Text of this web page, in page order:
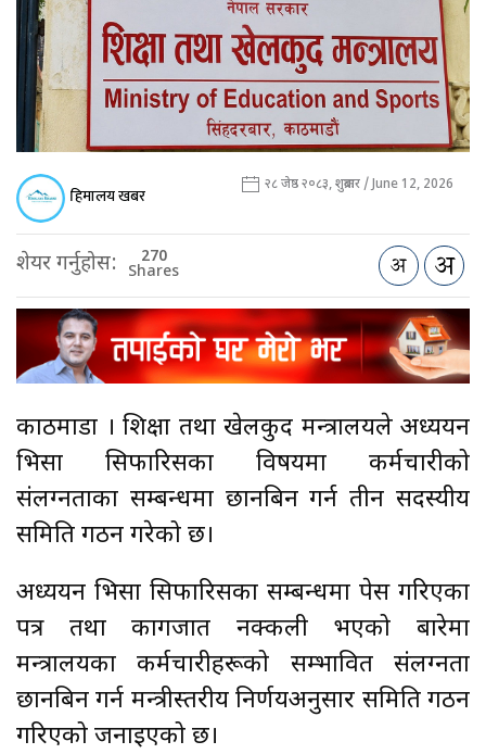
हिमालय खबर २८ जेष्ठ २०८३, शुक्रबार / June 12, 2026
शेयर गर्नुहोस: 270
Shares
काठमाडौँ । शिक्षा तथा खेलकुद मन्त्रालयले अध्ययन
भिसा सिफारिसका विषयमा कर्मचारीको
संलग्नताका सम्बन्धमा छानबिन गर्न तीन सदस्यीय
समिति गठन गरेको छ।
अध्ययन भिसा सिफारिसका सम्बन्धमा पेस गरिएका
पत्र तथा कागजात नक्कली भएको बारेमा
मन्त्रालयका कर्मचारीहरूको सम्भावित संलग्नता
छानबिन गर्न मन्त्रीस्तरीय निर्णयअनुसार समिति गठन
गरिएको जनाइएको छ।